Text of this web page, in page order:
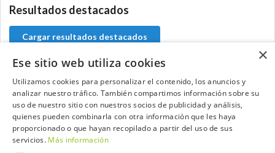
Resultados destacados
Cargar resultados destacados
Contacta con el equipo de NextCaddy
Opina Contacta
×
Ese sitio web utiliza cookies
Utilizamos cookies para personalizar el contenido, los anuncios y
analizar nuestro tráfico. También compartimos información sobre su
uso de nuestro sitio con nuestros socios de publicidad y análisis,
quienes pueden combinarla con otra información que les haya
proporcionado o que hayan recopilado a partir del uso de sus
servicios. Más información